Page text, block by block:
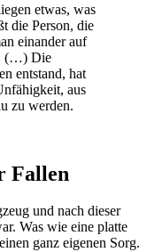
etwas, was
die Person, die
einander auf
(…) Die
entstand, hat
aus
zu werden.
Fallen
und nach dieser
Was wie eine platte
ganz eigenen Sorg.